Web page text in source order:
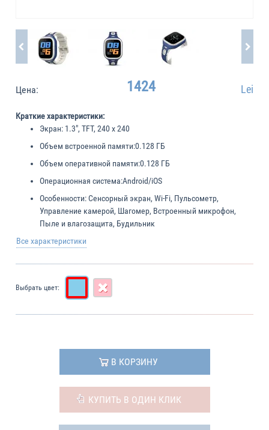
Цена: 1424 Lei
Краткие характеристики:
Экран: 1.3", TFT, 240 x 240
Объем встроенной памяти:0.128 ГБ
Объем оперативной памяти:0.128 ГБ
Операционная система:Android/iOS
Особенности:Сенсорный экран, Wi-Fi, Пульсометр,
Управление камерой, Шагомер, Встроенный микрофон,
Пыле и влагозащита, Будильник
Все характеристики
Выбрать цвет:
В КОРЗИНУ
КУПИТЬ В ОДИН КЛИК